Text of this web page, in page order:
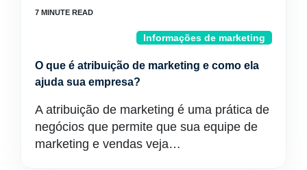
Informações de marketing
O que é atribuição de marketing e como ela
ajuda sua empresa?
A atribuição de marketing é uma prática de
negócios que permite que sua equipe de
marketing e vendas veja…